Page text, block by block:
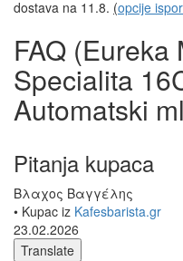
dostava na 11.8. (opcije
FAQ (Eureka
Specialita
Automatski
Pitanja kupaca
Βλαχος Βαγγέλης
• Kupac iz Kafesbarista.gr
23.02.2026
Translate